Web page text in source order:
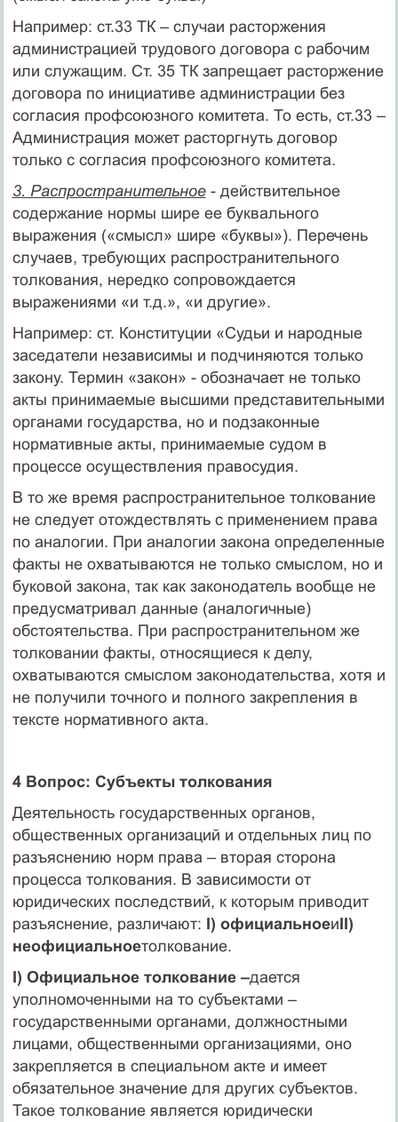
Например: ст.33 ТК – случаи расторжения
администрацией трудового договора с рабочим
или служащим. Ст. 35 ТК запрещает расторжение
договора по инициативе администрации без
согласия профсоюзного комитета. То есть, ст.33 –
Администрация может расторгнуть договор
только с согласия профсоюзного комитета.
3. Распространительное- действительное
содержание нормы шире ее буквального
выражения («смысл» шире «буквы»). Перечень
случаев, требующих распространительного
толкования, нередко сопровождается
выражениями «и т.д.», «и другие».
Например: ст. Конституции «Судьи и народные
заседатели независимы и подчиняются только
закону. Термин «закон» - обозначает не только
акты принимаемые высшими представительными
органами государства, но и подзаконные
нормативные акты, принимаемые судом в
процессе осуществления правосудия.
В то же время распространительное толкование
не следует отождествлять с применением права
по аналогии. При аналогии закона определенные
факты не охватываются не только смыслом, но и
буковой закона, так как законодатель вообще не
предусматривал данные (аналогичные)
обстоятельства. При распространительном же
толковании факты, относящиеся к делу,
охватываются смыслом законодательства, хотя и
не получили точного и полного закрепления в
тексте нормативного акта.
4 Вопрос: Субъекты толкования
Деятельность государственных органов,
общественных организаций и отдельных лиц по
разъяснению норм права – вторая сторона
процесса толкования. В зависимости от
юридических последствий, к которым приводит
разъяснение, различают: I) официальноеиII)
неофициальноетолкование.
I) Официальное толкование –дается
уполномоченными на то субъектами –
государственными органами, должностными
лицами, общественными организациями, оно
закрепляется в специальном акте и имеет
обязательное значение для других субъектов.
Такое толкование является юридически